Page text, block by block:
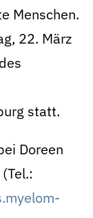
Menschen.
22. März
statt.
Doreen